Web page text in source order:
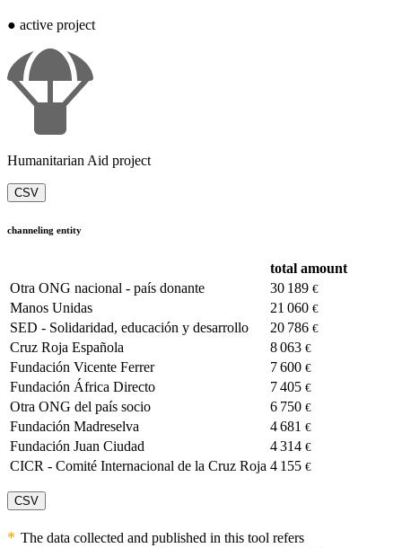
● active project
Humanitarian Aid project
CSV
channeling entity
total amount
Otra ONG nacional - país donante
30 189 €
Manos Unidas 21 060 €
SED - Solidaridad, educación y desarrollo 20 786 €
Cruz Roja Española 8 063 €
Fundación Vicente Ferrer 7 600 €
Fundación África Directo 7 405 €
Otra ONG del país socio 6 750 €
Fundación Madreselva 4 681 €
Fundación Juan Ciudad 4 314 €
CICR - Comité Internacional de la Cruz Roja 4 155 €
CSV
The data collected and published in this tool refers